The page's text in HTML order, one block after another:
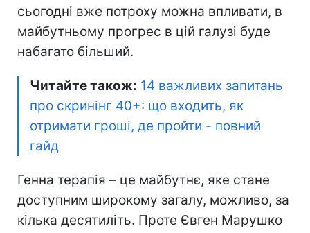
сьогодні вже потроху можна впливати, в
майбутньому прогрес в цій галузі буде
набагато більший.
Читайте також: 14 важливих запитань
про скринінг 40+: що входить, як
отримати гроші, де пройти - повний
гайд
Генна терапія – це майбутнє, яке стане
доступним широкому загалу, можливо, за
кілька десятиліть. Проте Євген Марушко